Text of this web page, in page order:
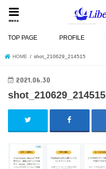
menu
TOP PAGE PROFILE
HOME shot_210629_214515
2021.06.30
shot_210629_214515